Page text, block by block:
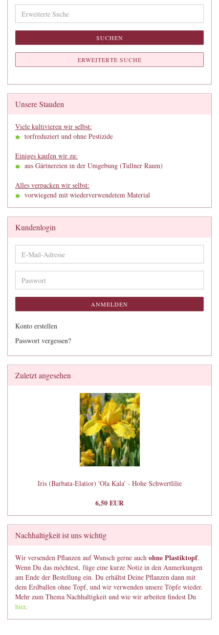
Suche
SUCHEN
ERWEITERTE SUCHE
Unsere Stauden
Viele kultivieren wir selbst:
torfreduziert und ohne Pestizide
Einiges kaufen wir zu:
aus Gärtnereien in der Umgebung (Tullner Raum)
Alles verpacken wir selbst:
vorwiegend mit wiederverwendetem Material
Kundenlogin
E-
Mail-
Adresse
Passwort
ANMELDEN
Konto erstellen
Passwort vergessen?
Zuletzt angesehen
Iris (Barbata-Elatior) 'Ola Kala' - Hohe Schwertlilie
6,50 EUR
Nachhaltigkeit ist uns wichtig
Wir versenden Pflanzen auf Wunsch gerne auch ohne Plastiktopf.
Wenn Du das möchtest, füge eine kurze Notiz in den Anmerkungen
am Ende der Bestellung ein. Du erhältst Deine Pflanzen dann mit
dem Erdballen ohne Topf, und wir verwenden unsere Töpfe wieder.
Mehr zum Thema Nachhaltigkeit und wie wir arbeiten findest Du
hier.